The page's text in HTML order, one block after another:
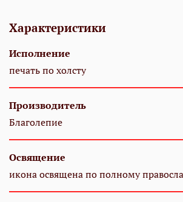
Характеристики
Исполнение
печать по холсту
Производитель
Благолепие
Освящение
икона освящена по полному